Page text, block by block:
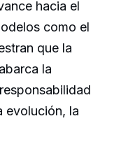
hacia el
como el
que la
la
evolución, la